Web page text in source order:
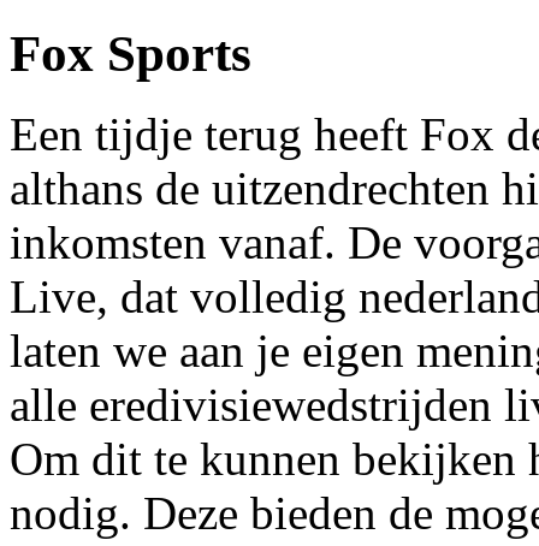
Fox Sports
Een tijdje terug heeft Fox
althans de uitzendrechten
inkomsten vanaf. De
Live, dat volledig
laten we aan je eigen
alle eredivisiewedstrijden
Om dit te kunnen bekijken
nodig. Deze bieden de